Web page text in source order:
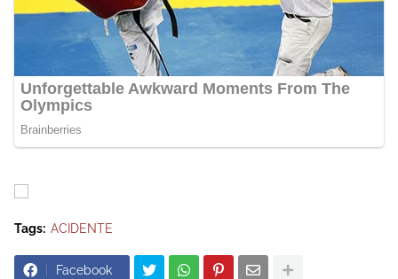
Tags: ACIDENTE
Facebook